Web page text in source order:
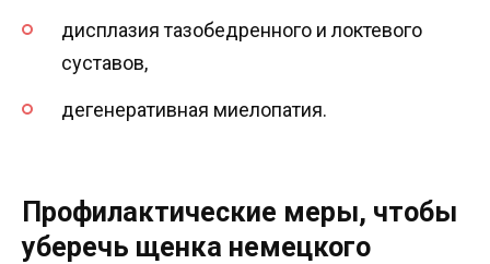
дисплазия тазобедренного и локтевого
суставов,
дегенеративная миелопатия.
Профилактические меры, чтобы
уберечь щенка немецкого